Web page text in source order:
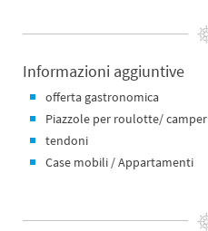
Informazioni aggiuntive
offerta gastronomica
Piazzole per roulotte/ camper
tendoni
Case mobili / Appartamenti